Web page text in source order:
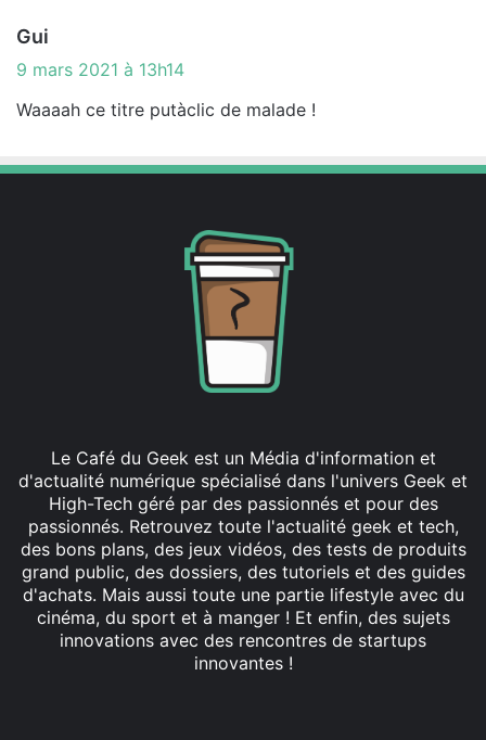
Gui
i
9 mars 2021 à 13h14
Waaaah ce titre putàclic de malade !
Le Café du Geek est un Média d'information et
d'actualité numérique spécialisé dans l'univers Geek et
High-Tech géré par des passionnés et pour des
passionnés. Retrouvez toute l'actualité geek et tech,
des bons plans, des jeux vidéos, des tests de produits
grand public, des dossiers, des tutoriels et des guides
d'achats. Mais aussi toute une partie lifestyle avec du
cinéma, du sport et à manger ! Et enfin, des sujets
innovations avec des rencontres de startups
innovantes !